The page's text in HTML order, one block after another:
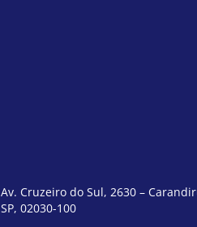
Av. Cruzeiro do Sul, 2630 –
SP, 02030-100